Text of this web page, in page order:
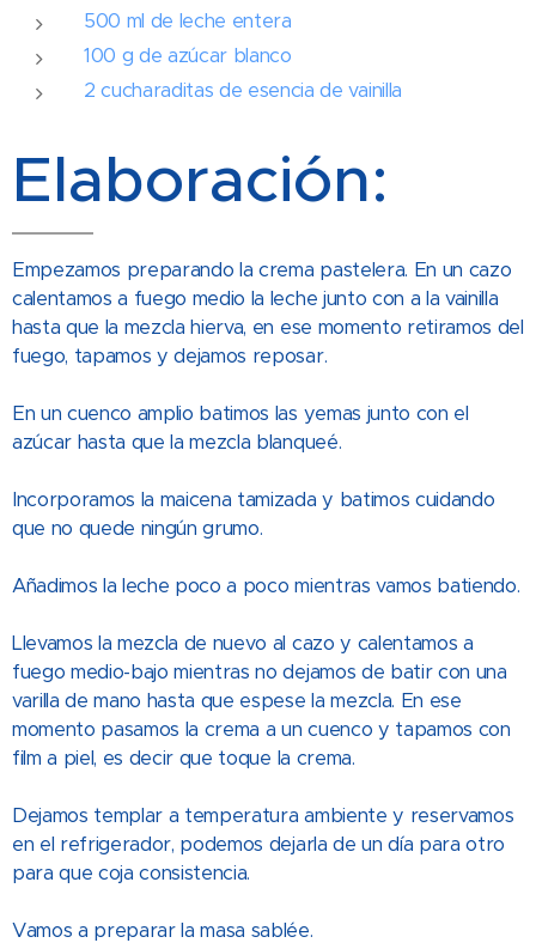
500 ml de leche entera
100 g de azúcar blanco
2 cucharaditas de esencia de vainilla
Elaboración:
Empezamos preparando la crema pastelera. En un cazo
calentamos a fuego medio la leche junto con a la vainilla
hasta que la mezcla hierva, en ese momento retiramos del
fuego, tapamos y dejamos reposar.
En un cuenco amplio batimos las yemas junto con el
azúcar hasta que la mezcla blanqueé.
Incorporamos la maicena tamizada y batimos cuidando
que no quede ningún grumo.
Añadimos la leche poco a poco mientras vamos batiendo.
Llevamos la mezcla de nuevo al cazo y calentamos a
fuego medio-bajo mientras no dejamos de batir con una
varilla de mano hasta que espese la mezcla. En ese
momento pasamos la crema a un cuenco y tapamos con
film a piel, es decir que toque la crema.
Dejamos templar a temperatura ambiente y reservamos
en el refrigerador, podemos dejarla de un día para otro
para que coja consistencia.
Vamos a preparar la masa sablée.